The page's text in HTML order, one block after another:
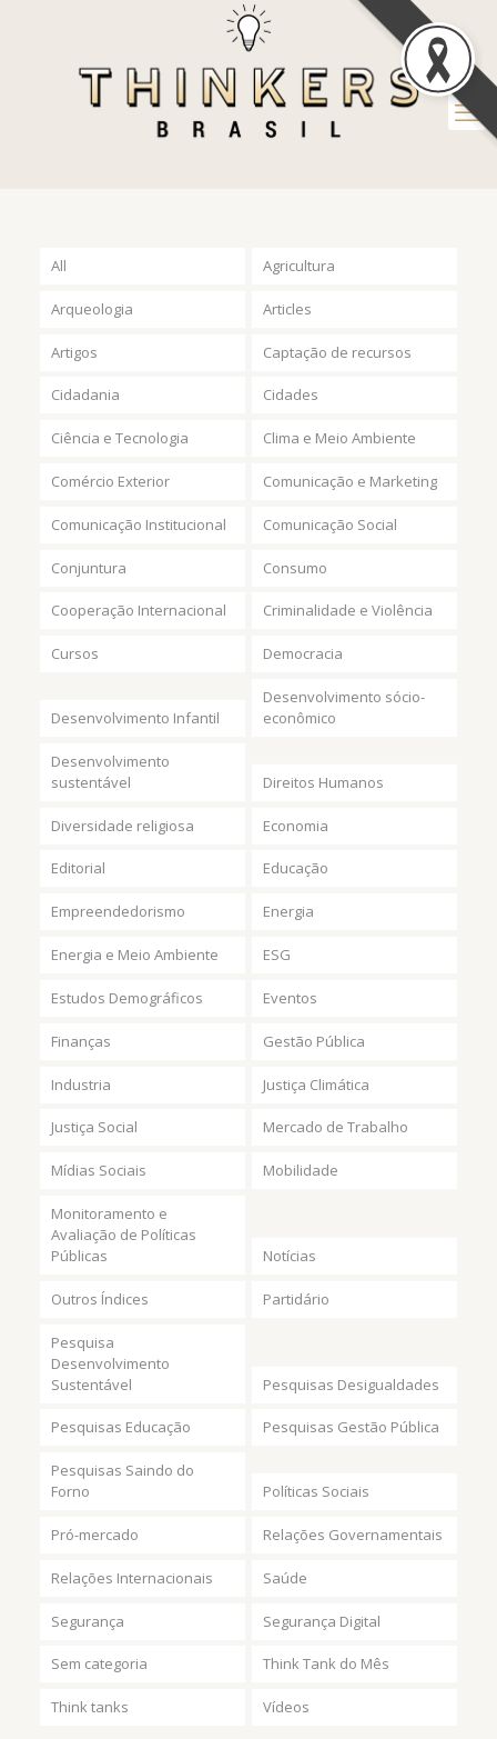
All Agricultura
Arqueologia Articles
Artigos Captação de recursos
Cidadania Cidades
Ciência e Tecnologia Clima e Meio Ambiente
Comércio Exterior Comunicação e Marketing
Comunicação Institucional Comunicação Social
Conjuntura Consumo
Cooperação Internacional Criminalidade e Violência
Cursos Democracia
Desenvolvimento Infantil
Desenvolvimento sócio-
econômico
Desenvolvimento
sustentável
Direitos Humanos
Diversidade religiosa Economia
Editorial Educação
Empreendedorismo Energia
Energia e Meio Ambiente ESG
Estudos Demográficos Eventos
Finanças Gestão Pública
Industria Justiça Climática
Justiça Social Mercado de Trabalho
Mídias Sociais Mobilidade
Monitoramento e
Avaliação de Políticas
Públicas
Notícias
Outros Índices Partidário
Pesquisa
Desenvolvimento
Sustentável
Pesquisas Desigualdades
Pesquisas Educação Pesquisas Gestão Pública
Pesquisas Saindo do
Forno
Políticas Sociais
Pró-mercado Relações Governamentais
Relações Internacionais Saúde
Segurança Segurança Digital
Sem categoria Think Tank do Mês
Think tanks Vídeos